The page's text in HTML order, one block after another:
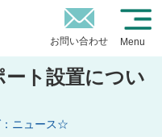
お問い合わせ Menu
ト設置につい
ニュース☆